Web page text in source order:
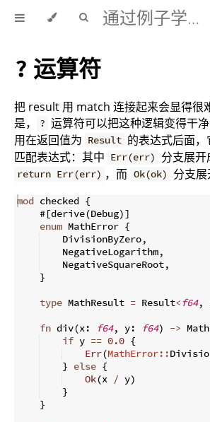
通过例子学 Rust 中文版
? 运算符
把 result 用 match 连接起来会显得很
是，
? 运算符可以把这种逻辑变得干净
用在返回值为 Result 的表达式后面
匹配表达式：其中 Err(err) 分支展
return Err(err) ，而 Ok(ok) 分支
mod checked {
    #
[derive(Debug)]
enum MathError {
    DivisionByZero
,
    NegativeLogarithm
,
    NegativeSquareRoot
,
}
type MathResult = Result< f64,
fn div(x: f64, y: f64) ->
if y == 0.0 {
Err(MathError::
} else {
Ok(x / y)
}
}